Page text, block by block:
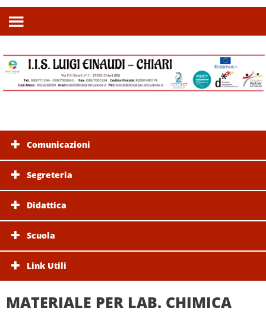
Comunicazioni
Segreteria
Didattica
Scuola
Link Utili
MATERIALE PER LAB. CHIMICA